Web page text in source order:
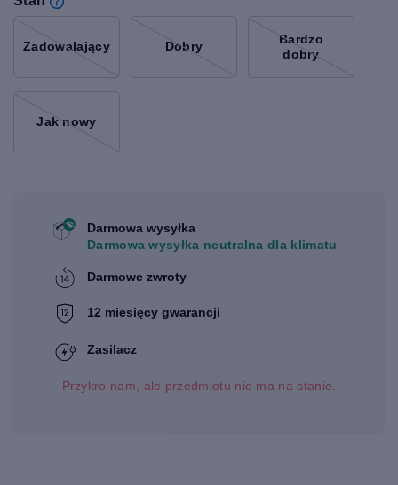
Zadowalający Dobry
Bardzo
dobry
Jak nowy
Darmowa wysyłka
Darmowa wysyłka neutralna dla klimatu
Darmowe zwroty
12 miesięcy gwarancji
Zasilacz
Przykro nam, ale przedmiotu nie ma na stanie.